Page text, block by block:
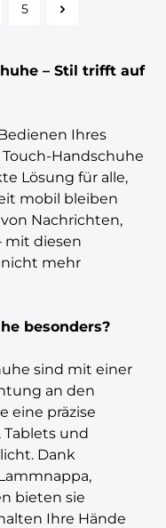
5
– Stil trifft auf
Ihres
Handschuhe
Lösung für alle,
mobil bleiben
Nachrichten,
mit diesen
nicht mehr
besonders?
sind mit einer
an den
eine präzise
und
Dank
bieten sie
Ihre Hände